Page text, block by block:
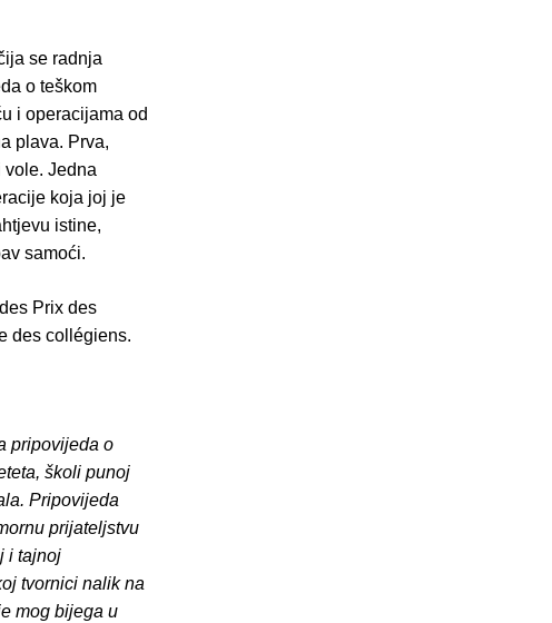
se radnja
o teškom
i operacijama od
plava. Prva,
vole. Jedna
koja joj je
istine,
samoći.
Prix des
des collégiens.
pripovijeda o
školi punoj
Pripovijeda
prijateljstvu
i tajnoj
tvornici nalik na
mog bijega u